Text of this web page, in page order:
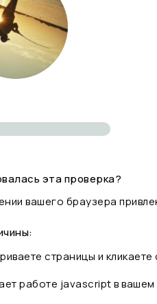
эта проверка?
вашего браузера
страницы и
работе javascript в вашем